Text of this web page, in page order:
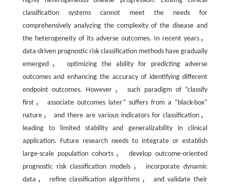
classification systems cannot meet the needs for
comprehensively analyzing the complexity of the disease and
the heterogeneity of its adverse outcomes. In recent years，
data-driven prognostic risk classification methods have gradually
emerged， optimizing the ability for predicting adverse
outcomes and enhancing the accuracy of identifying different
endpoint outcomes. However， such paradigm of “classify
first， associate outcomes later” suffers from a “black-box”
nature， and there are various indicators for classification，
leading to limited stability and generalizability in clinical
application. Future research needs to integrate or establish
large-scale population cohorts， develop outcome-oriented
prognostic risk classification models， incorporate dynamic
data， refine classification algorithms， and validate their